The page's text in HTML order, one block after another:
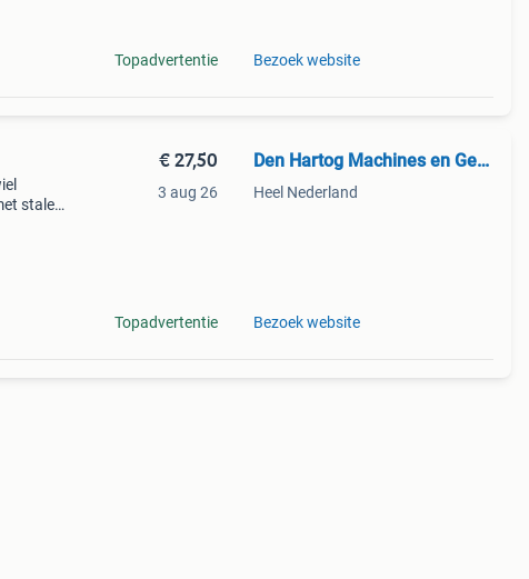
Topadvertentie Bezoek website
stalen
€ 27,50
3 aug 26
Topadvertentie
Den Hartog Machines en Gereedschappen
Heel Nederland
Bezoek website